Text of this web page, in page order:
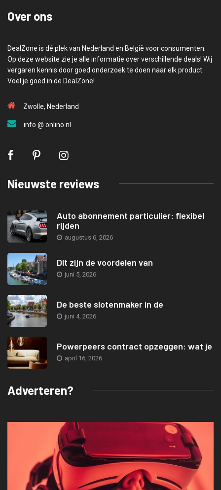
Over ons
DealZone is dé plek van Nederland en België voor consumenten.
Op deze website zie je alle informatie over verschillende deals! Wij
vergaren kennis door goed onderzoek te doen naar elk product.
Voel je goed in de DealZone!
Zwolle, Nederland
info @ onlino.nl
Nieuwste reviews
Auto abonnement particulier: flexibel
rijden
augustus 6, 2026
Dit zijn de voordelen van
juni 5, 2026
De beste slotenmaker in de
juni 4, 2026
Powerpeers contract opzeggen: wat je
april 16, 2026
Adverteren?